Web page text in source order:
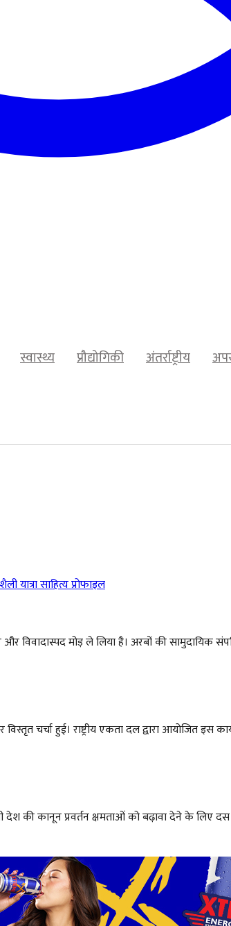
स्वास्थ्य प्रौद्योगिकी अंतर्राष्ट्रीय
यात्रासाहित्यप्रोफाइल
मोड़ ले लिया है। अरबों की सामुदायिक
चर्चा हुई। राष्ट्रीय एकता दल द्वारा आयोजित इस
की कानून प्रवर्तन क्षमताओं को बढ़ावा देने के लिए दस